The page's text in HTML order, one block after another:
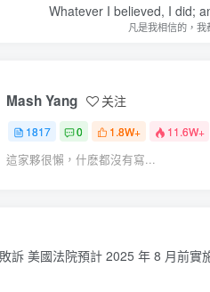
Whatever I believed, I did;
凡是我相信的，
Mash Yang 关注
1817 0 1.8W+ 11.6W+
這家夥很懶，什麽都沒有寫...
訴 美國法院預計 2025 年 8 月前實